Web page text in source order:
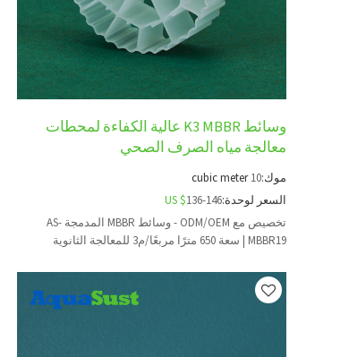
وسائط K3 MBBR عالية الكفاءة لمحطات
معالجة مياه الصرف الصحي
موك:10
cubic meter
السعر لوحدة:
US $136-146
تخصيص مع ODM/OEM - وسائط MBBR المدمجة AS-
MBBR19 | سعة 650 مترًا مربعًا/م3 للمعالجة الثانوية